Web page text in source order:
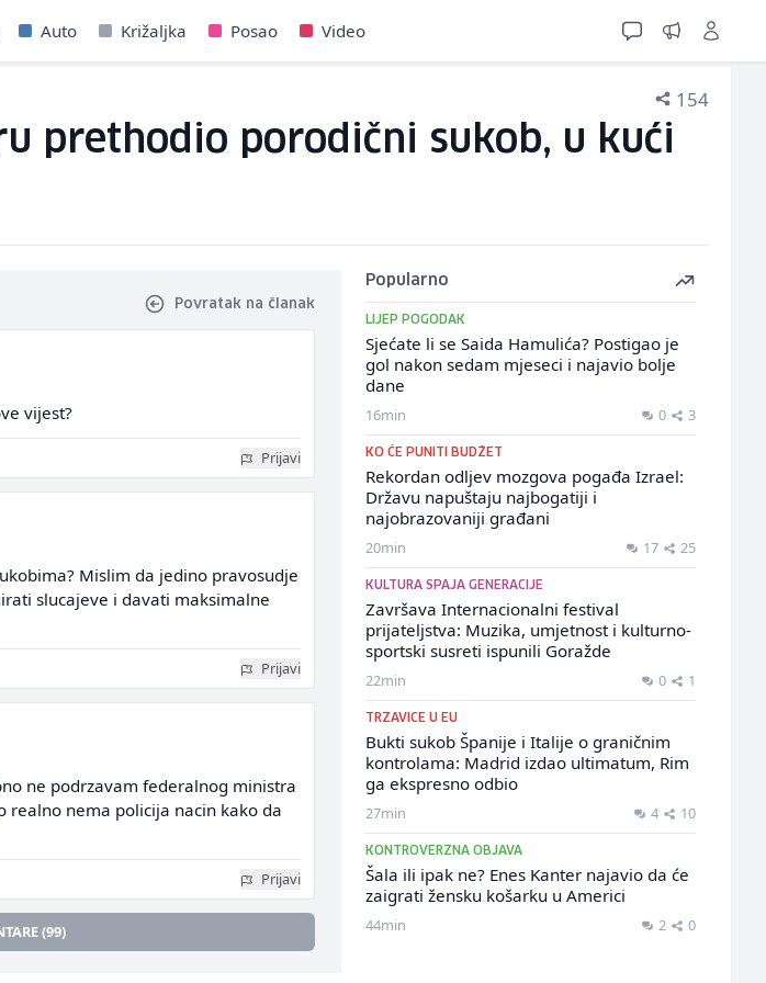
Auto Križaljka Posao Video
154
prethodio porodični sukob, u kući
Povratak na članak
vijest?
Prijavi
Mislim da jedino pravosudje
slucajeve i davati maksimalne
Prijavi
ne podrzavam federalnog ministra
realno nema policija nacin kako da
Prijavi
(99)
Popularno
LIJEP POGODAK
Sjećate li se Saida Hamulića? Postigao je
gol nakon sedam mjeseci i najavio bolje
dane
16min 0 3
KO ĆE PUNITI BUDŽET
Rekordan odljev mozgova pogađa Izrael:
Državu napuštaju najbogatiji i
najobrazovaniji građani
20min 17 25
KULTURA SPAJA GENERACIJE
Završava Internacionalni festival
prijateljstva: Muzika, umjetnost i kulturno-
sportski susreti ispunili Goražde
22min 0 1
TRZAVICE U EU
Bukti sukob Španije i Italije o graničnim
kontrolama: Madrid izdao ultimatum, Rim
ga ekspresno odbio
27min 4 10
KONTROVERZNA OBJAVA
Šala ili ipak ne? Enes Kanter najavio da će
zaigrati žensku košarku u Americi
44min 2 0